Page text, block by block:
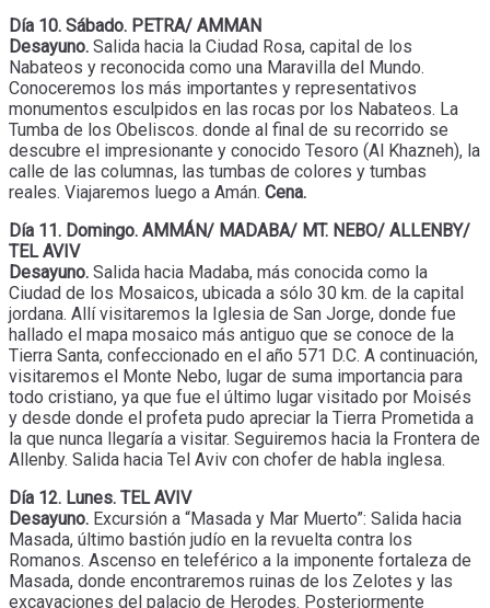
Día 10. Sábado. PETRA/ AMMAN
Desayuno. Salida hacia la Ciudad Rosa, capital de los
Nabateos y reconocida como una Maravilla del Mundo.
Conoceremos los más importantes y representativos
monumentos esculpidos en las rocas por los Nabateos. La
Tumba de los Obeliscos. donde al final de su recorrido se
descubre el impresionante y conocido Tesoro (Al Khazneh), la
calle de las columnas, las tumbas de colores y tumbas
reales. Viajaremos luego a Amán. Cena.
Día 11. Domingo. AMMÁN/ MADABA/ MT. NEBO/ ALLENBY/
TEL AVIV
Desayuno. Salida hacia Madaba, más conocida como la
Ciudad de los Mosaicos, ubicada a sólo 30 km. de la capital
jordana. Allí visitaremos la Iglesia de San Jorge, donde fue
hallado el mapa mosaico más antiguo que se conoce de la
Tierra Santa, confeccionado en el año 571 D.C. A continuación,
visitaremos el Monte Nebo, lugar de suma importancia para
todo cristiano, ya que fue el último lugar visitado por Moisés
y desde donde el profeta pudo apreciar la Tierra Prometida a
la que nunca llegaría a visitar. Seguiremos hacia la Frontera de
Allenby. Salida hacia Tel Aviv con chofer de habla inglesa.
Día 12. Lunes. TEL AVIV
Desayuno. Excursión a “Masada y Mar Muerto”: Salida hacia
Masada, último bastión judío en la revuelta contra los
Romanos. Ascenso en teleférico a la imponente fortaleza de
Masada, donde encontraremos ruinas de los Zelotes y las
excavaciones del palacio de Herodes. Posteriormente